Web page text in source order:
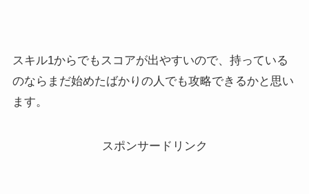
スキル1からでもスコアが出やすいので、持っている
のならまだ始めたばかりの人でも攻略できるかと思い
ます。
スポンサードリンク